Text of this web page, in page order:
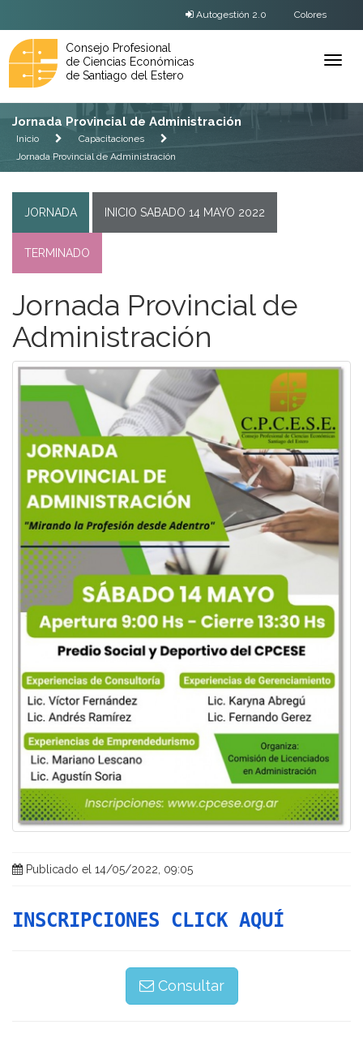
Autogestión 2.0 Colores
Ver
Consejo Profesional
de Ciencias Económicas
de Santiago del Estero
Jornada Provincial de Administración
Inicio
Capacitaciones
Jornada Provincial de Administración
JORNADA INICIO SABADO 14 MAYO 2022
TERMINADO
Jornada Provincial de
Administración
Publicado el 14/05/2022, 09:05
INSCRIPCIONES CLICK AQUÍ
Consultar